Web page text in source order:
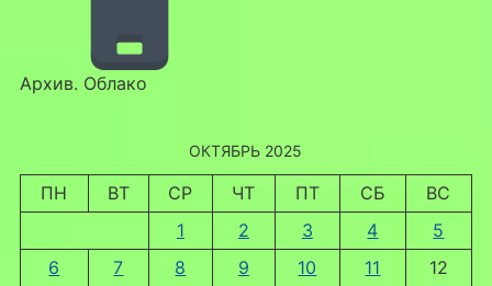
Архив. Облако
ОКТЯБРЬ 2025
ПН ВТ СР ЧТ ПТ СБ
ВС
1
2 3 4
5
6
7 8 9 10 11
12